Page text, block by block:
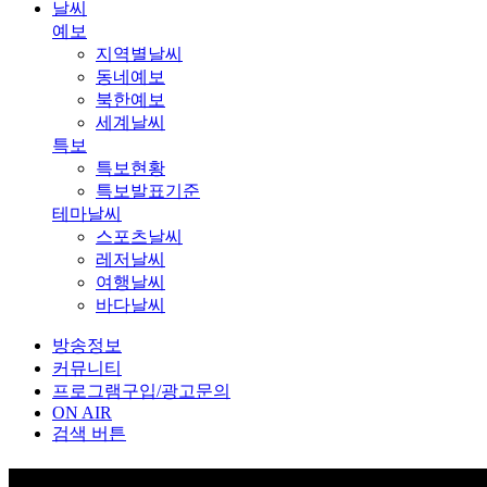
날씨
예보
지역별날씨
동네예보
북한예보
세계날씨
특보
특보현황
특보발표기준
테마날씨
스포츠날씨
레저날씨
여행날씨
바다날씨
방송정보
커뮤니티
프로그램구입/광고문의
ON AIR
검색 버튼